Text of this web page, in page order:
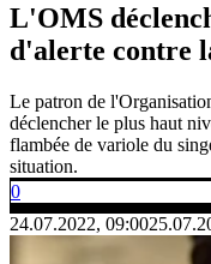
L'OMS
d'alerte contre
Le patron de
déclencher le plus haut
flambée de variole du
situation.
0
24.07.2022, 09:00